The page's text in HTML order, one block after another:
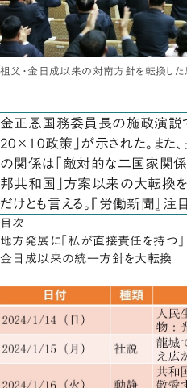
祖父・金日成以来の対南方針を転換した思
金正恩国務委員長の施政演説
20×10政策」が示された。また
の関係は「敵対的な二国家関
邦共和国」方案以来の大転換
だけとも言える。『労働新聞』
目次
地方発展に「私が直接責任を持つ」
金日成以来の統一方針を大転換